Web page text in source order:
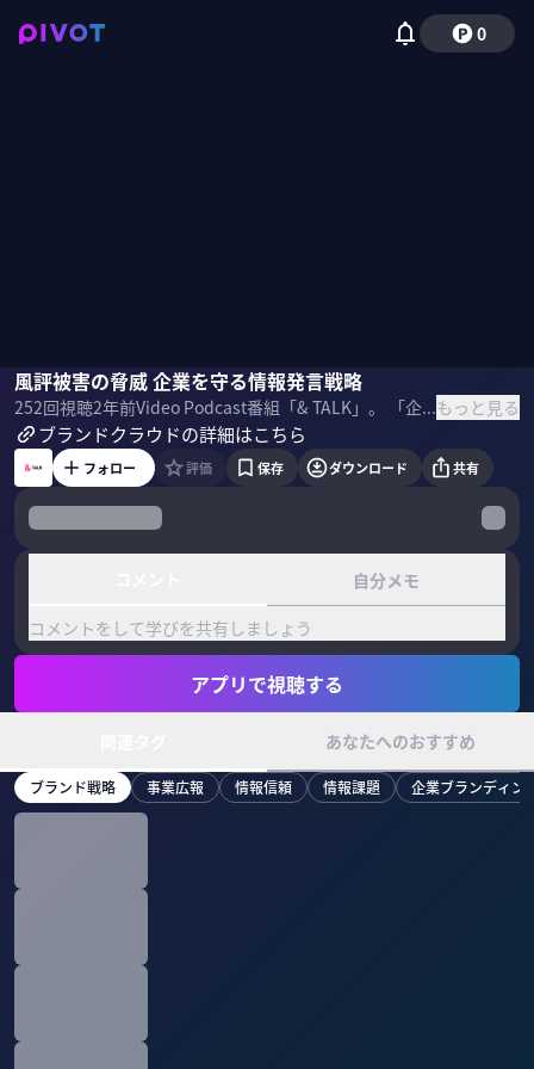
0
風評被害の脅威 企業を守る情報発言戦略
252回視聴2年前 Video Podcast番組「& TALK」。 「企業ブランドの作り方」をテーマに ブランドクラウド 代表 叶野 雄与氏に話を聞きました。 【SPONSORED】 ＜目次＞もっと見る
叶野雄与
ブランドクラウドの詳細はこちら
フォロー 評価 保存 ダウンロード 共有
自分メモ
コメントをして学びを共有しましょう
アプリで視聴する
あなたへのおすすめ
ブランド戦略 事業広報 情報信頼 情報課題 企業ブランディン